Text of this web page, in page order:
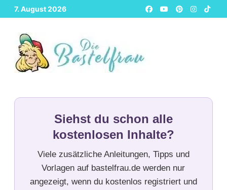
Zurück
zum
Inhalt
7. August 2026
Siehst du schon alle
kostenlosen Inhalte?
Viele zusätzliche Anleitungen, Tipps und
Vorlagen auf bastelfrau.de werden nur
angezeigt, wenn du kostenlos registriert und